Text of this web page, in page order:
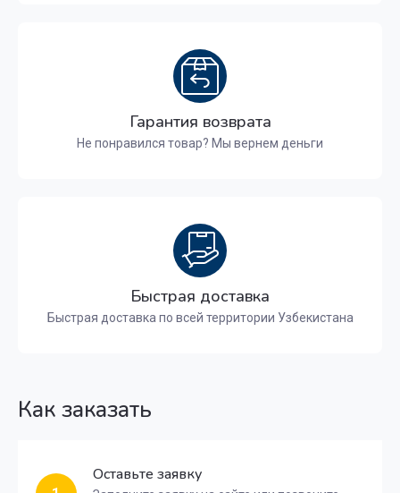
Гарантия возврата
Не понравился товар? Мы вернем деньги
Быстрая доставка
Быстрая доставка по всей территории Узбекистана
Как заказать
Оставьте заявку